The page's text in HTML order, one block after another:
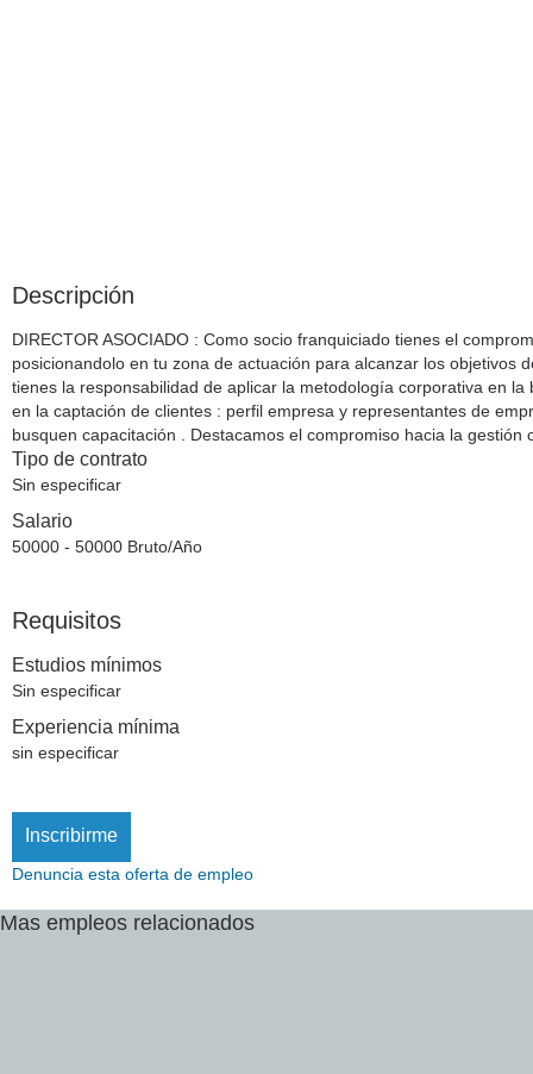
Descripción
DIRECTOR ASOCIADO : Como socio franquiciado tienes el
posicionandolo en tu zona de actuación para alcanzar los objetivos
tienes la responsabilidad de aplicar la metodología corporativa en
en la captación de clientes : perfil empresa y representantes de
busquen capacitación . Destacamos el compromiso hacia la
Tipo de contrato
Sin especificar
Salario
50000 - 50000 Bruto/Año
Requisitos
Estudios mínimos
Sin especificar
Experiencia mínima
sin especificar
Inscribirme
Denuncia esta oferta de empleo
Mas empleos relacionados